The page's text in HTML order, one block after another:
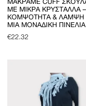
ΜΑΚΡΑΜΈ CUFF
ΜΕ ΜΙΚΡΆ ΚΡΎΣΤΑΛΛΑ –
ΚΟΜΨΌΤΗΤΑ & ΛΆΜΨΗ
ΜΊΑ ΜΟΝΑΔΙΚΉ ΠΙΝΕΛΙΆ
€22.32